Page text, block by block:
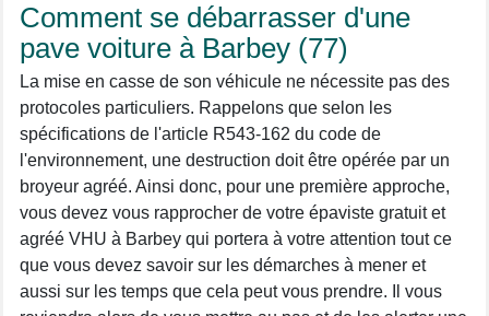
Comment se débarrasser d'une
pave voiture à Barbey (77)
La mise en casse de son véhicule ne nécessite pas des
protocoles particuliers. Rappelons que selon les
spécifications de l'article R543-162 du code de
l'environnement, une destruction doit être opérée par un
broyeur agréé. Ainsi donc, pour une première approche,
vous devez vous rapprocher de votre épaviste gratuit et
agréé VHU à Barbey qui portera à votre attention tout ce
que vous devez savoir sur les démarches à mener et
aussi sur les temps que cela peut vous prendre. Il vous